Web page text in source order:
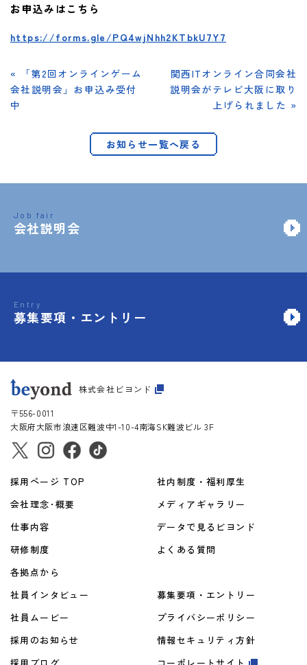
お申込みはこちら
https://forms.gle/PQ4wjNhh2KTbkU7Y7
« 「第2回オンラインゲーム
会社説明会」お申込み受付
中
関西ITオンライン合同会社
説明会がテレビ大阪に取り
上げられました »
お知らせ一覧へ戻る
Job fair
会社説明会
Entry
募集要項・エントリー
株式会社ビヨンド
〒556-0011
大阪府大阪市浪速区難波中1-10-4南海SK難波ビル 3F
採用ページ TOP
会社理念･概要
仕事内容
研修制度
各拠点から
社内制度・福利厚生
メディアギャラリー
データで見るビヨンド
よくある質問
社員インタビュー
社員ムービー
採用のお知らせ
採用ブログ
募集要項・エントリー
プライバシーポリシー
情報セキュリティ方針
コーポレートサイト